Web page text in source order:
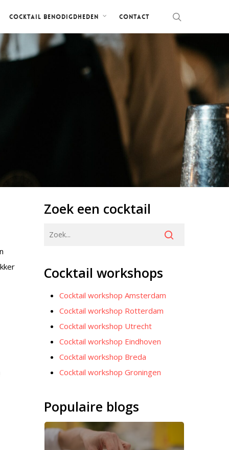
Cocktail benodigdheden Contact
Zoek een cocktail
Cocktail workshops
Cocktail workshop Amsterdam
Cocktail workshop Rotterdam
Cocktail workshop Utrecht
Cocktail workshop Eindhoven
Cocktail workshop Breda
Cocktail workshop Groningen
Populaire blogs